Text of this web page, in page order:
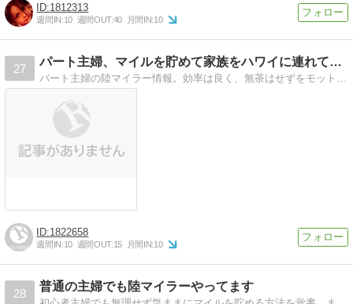
1812313
週間IN:10 週間OUT:40 月間IN:10
27
パート主婦、マイルを貯めて家族をハワイに連れて行く！
1822658
週間IN:10 週間OUT:15 月間IN:10
28
普通の主婦でも陸マイラーやってます